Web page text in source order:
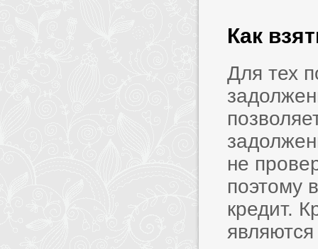
Как
Для тех
не
поэтому
кредит.